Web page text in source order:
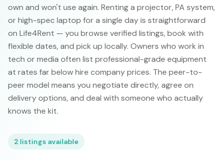
own and won't use again. Renting a projector, PA system,
or high-spec laptop for a single day is straightforward
on Life4Rent — you browse verified listings, book with
flexible dates, and pick up locally. Owners who work in
tech or media often list professional-grade equipment
at rates far below hire company prices. The peer-to-
peer model means you negotiate directly, agree on
delivery options, and deal with someone who actually
knows the kit.
2 listings available